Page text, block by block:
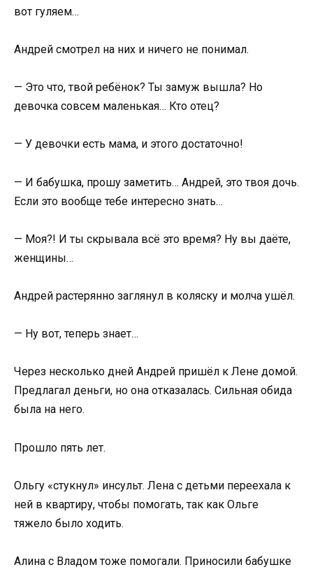
вот гуляем…
Андрей смотрел на них и ничего не понимал.
— Это что, твой ребёнок? Ты замуж вышла? Но
девочка совсем маленькая… Кто отец?
— У девочки есть мама, и этого достаточно!
— И бабушка, прошу заметить… Андрей, это твоя дочь.
Если это вообще тебе интересно знать…
— Моя?! И ты скрывала всё это время? Ну вы даёте,
женщины…
Андрей растерянно заглянул в коляску и молча ушёл.
— Ну вот, теперь знает…
Через несколько дней Андрей пришёл к Лене домой.
Предлагал деньги, но она отказалась. Сильная обида
была на него.
Прошло пять лет.
Ольгу «стукнул» инсульт. Лена с детьми переехала к
ней в квартиру, чтобы помогать, так как Ольге
тяжело было ходить.
Алина с Владом тоже помогали. Приносили бабушке